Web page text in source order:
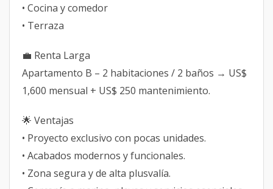
• Cocina y comedor
• Terraza
💼 Renta Larga
Apartamento B – 2 habitaciones / 2 baños → US$
1,600 mensual + US$ 250 mantenimiento.
🌟 Ventajas
• Proyecto exclusivo con pocas unidades.
• Acabados modernos y funcionales.
• Zona segura y de alta plusvalía.